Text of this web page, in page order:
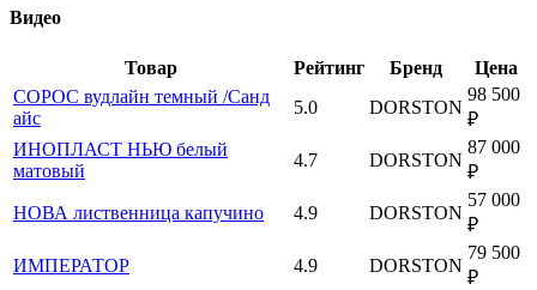
Видео
Товар Рейтинг Бренд
Цена
СОРОС вудлайн темный /Санд
айс
5.0 DORSTON
98 500
₽
ИНОПЛАСТ НЬЮ белый
матовый
4.7 DORSTON
87 000
₽
НОВА лиственница капучино
4.9 DORSTON
57 000
₽
ИМПЕРАТОР
4.9 DORSTON
79 500
₽